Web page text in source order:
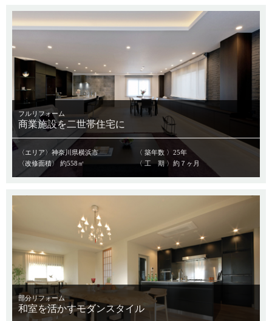
フルリフォーム
商業施設を二世帯住宅に
〈エリア〉神奈川県横浜市
〈改修面積〉 約558㎡
〈 築年数 〉25年
〈 工 期 〉約７ヶ月
部分リフォーム
和室を活かすモダンスタイル